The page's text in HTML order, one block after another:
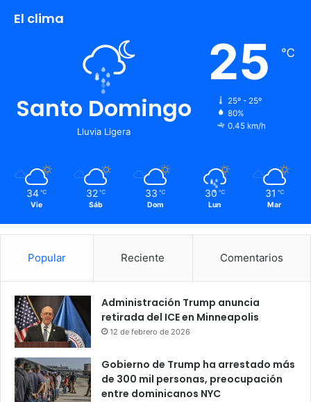
El clima
Santo Domingo
Lluvia Ligera
25 ℃
25º - 25º
80%
0.45 km/h
34 ℃
Vie
32 ℃
Sáb
33 ℃
Dom
30 ℃
Lun
31 ℃
Mar
Popular Reciente Comentarios
Administración Trump anuncia
retirada del ICE en Minneapolis
12 de febrero de 2026
Gobierno de Trump ha arrestado más
de 300 mil personas, preocupación
entre dominicanos NYC